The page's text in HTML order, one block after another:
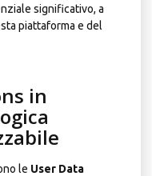
significativo, a
piattaforma e del
in
le User Data